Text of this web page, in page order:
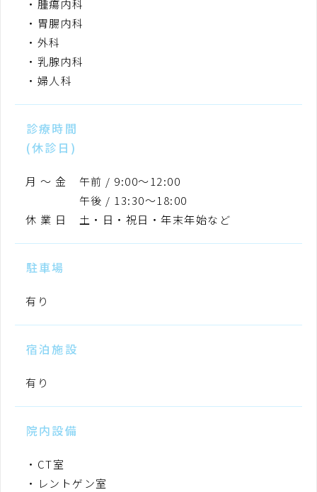
腫瘍内科
胃腸内科
外科
乳腺内科
婦人科
診療時間
(休診日)
月 〜 金
午前 / 9:00〜12:00
午後 / 13:30〜18:00
休 業 日
土・日・祝日・年末年始など
駐車場
有り
宿泊施設
有り
院内設備
CT室
レントゲン室